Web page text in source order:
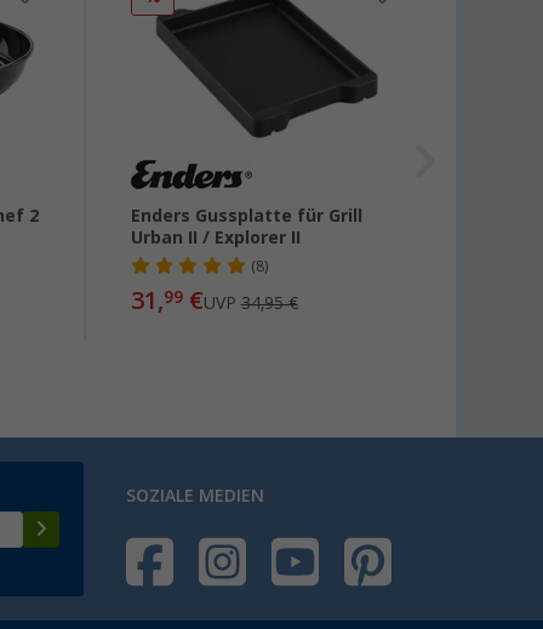
2
Enders Gussplatte für Grill
Urban II / Explorer II
(8)
31,99€UVP 34,95 €
SOZIALE MEDIEN